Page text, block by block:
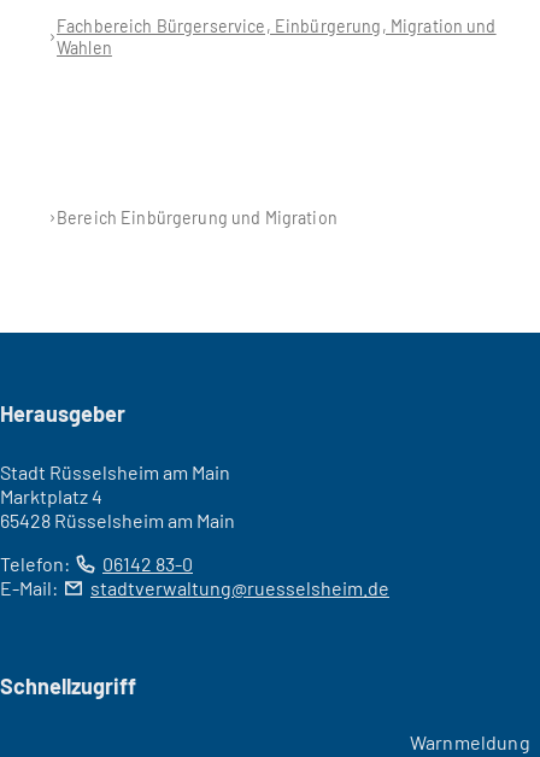
Fachbereich Bürgerservice, Einbürgerung, Migration und
Wahlen
Bereich Einbürgerung und Migration
Seitenfuß
Herausgeber
Stadt Rüsselsheim am Main
Marktplatz 4
65428 Rüsselsheim am Main
Telefon:
06142 83-0
E-Mail:
stadtverwaltung ruesselsheim de
Schnellzugriff
Warnmeldung